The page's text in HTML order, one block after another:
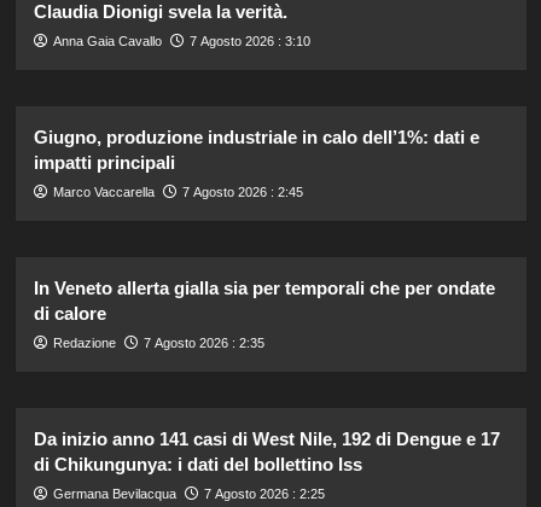
Claudia Dionigi svela la verità.
Anna Gaia Cavallo 7 Agosto 2026 : 3:10
Giugno, produzione industriale in calo dell’1%: dati e
impatti principali
Marco Vaccarella 7 Agosto 2026 : 2:45
In Veneto allerta gialla sia per temporali che per ondate
di calore
Redazione 7 Agosto 2026 : 2:35
Da inizio anno 141 casi di West Nile, 192 di Dengue e 17
di Chikungunya: i dati del bollettino Iss
Germana Bevilacqua 7 Agosto 2026 : 2:25